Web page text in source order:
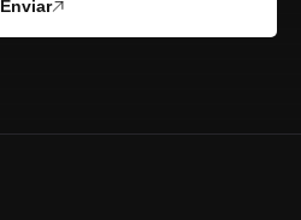
Enviar